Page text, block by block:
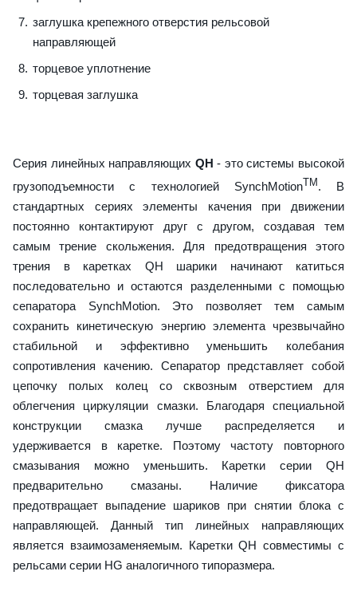
заглушка крепежного отверстия рельсовой
направляющей
торцевое уплотнение
торцевая заглушка
Серия линейных направляющих QH - это системы высокой
грузоподъемности с технологией SynchMotionTM . В
стандартных сериях элементы качения при движении
постоянно контактируют друг с другом, создавая тем
самым трение скольжения. Для предотвращения этого
трения в каретках QH шарики начинают катиться
последовательно и остаются разделенными с помощью
сепаратора SynchMotion. Это позволяет тем самым
сохранить кинетическую энергию элемента чрезвычайно
стабильной и эффективно уменьшить колебания
сопротивления качению. Сепаратор представляет собой
цепочку полых колец со сквозным отверстием для
облегчения циркуляции смазки. Благодаря специальной
конструкции смазка лучше распределяется и
удерживается в каретке. Поэтому частоту повторного
смазывания можно уменьшить. Каретки серии QH
предварительно смазаны. Наличие фиксатора
предотвращает выпадение шариков при снятии блока с
направляющей. Данный тип линейных направляющих
является взаимозаменяемым. Каретки QH совместимы с
рельсами серии HG аналогичного типоразмера.